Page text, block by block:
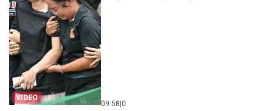
VIDEO
09:58 0